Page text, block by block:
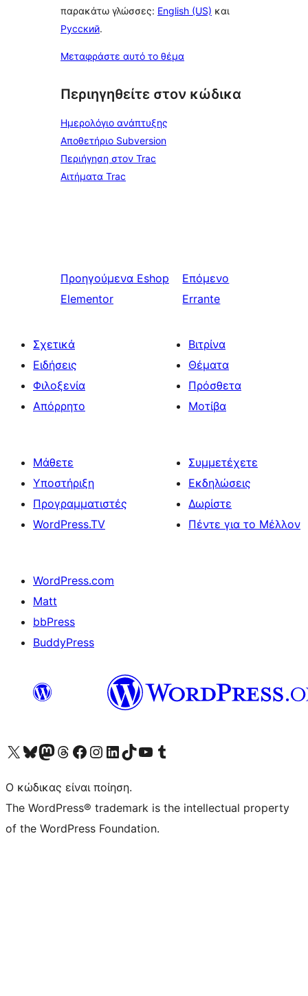
παρακάτω γλώσσες: English (US) και
Русский.
Μεταφράστε αυτό το θέμα
Περιηγηθείτε στον κώδικα
Ημερολόγιο ανάπτυξης
Αποθετήριο Subversion
Περιήγηση στον Trac
Αιτήματα Trac
Προηγούμενα Eshop
Elementor
Επόμενο
Errante
Σχετικά
Ειδήσεις
Φιλοξενία
Απόρρητο
Βιτρίνα
Θέματα
Πρόσθετα
Μοτίβα
Μάθετε
Υποστήριξη
Προγραμματιστές
WordPress.TV
Συμμετέχετε
Εκδηλώσεις
Δωρίστε
Πέντε για το Μέλλον
WordPress.com
Matt
bbPress
BuddyPress
Visit our X (formerly Twitter) account
Visit our Bluesky account
Επισκεφθείτε τον λογαριασμό μας στο Mastodon
Visit our Threads account
Επισκεφτείτε τη σελίδα μας στο Facebook
Επισκεφθείτε τον λογαριασμό μας Instagram
Επισκεφθείτε τον λογαριασμό μας LinkedIn
Visit our TikTok account
Visit our YouTube channel
Visit our Tumblr account
Ο κώδικας είναι ποίηση.
The WordPress® trademark is the intellectual property
of the WordPress Foundation.